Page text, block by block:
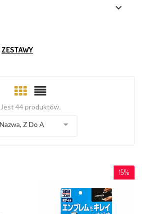

ZESTAWY
Jest 44 produktów.
Nazwa, Z Do A 
15%